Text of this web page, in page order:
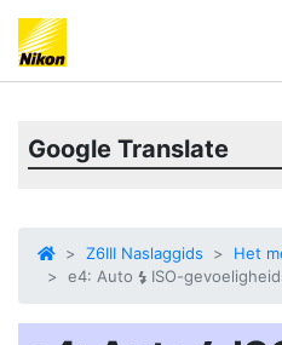
Google Translate
Z6III Naslaggids
Het
e4: Auto c ISO-